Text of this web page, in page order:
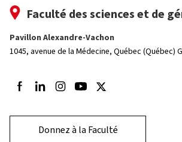
Faculté des sciences et de
Pavillon Alexandre-Vachon
1045, avenue de la Médecine, Québec (Québec)
Suivez-nous sur Facebook
Suivez-nous sur LinkedIn
Suivez-nous sur Instagram
Suivez-nous sur Youtube
Suivez-nous sur Twitter
Donnez à la Faculté